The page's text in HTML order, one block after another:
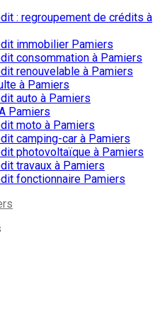
: regroupement de crédits à
immobilier Pamiers
consommation à Pamiers
renouvelable à Pamiers
à Pamiers
auto à Pamiers
Pamiers
moto à Pamiers
camping-car à Pamiers
photovoltaïque à Pamiers
travaux à Pamiers
fonctionnaire Pamiers